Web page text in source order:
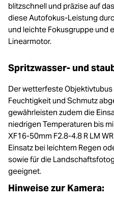
blitzschnell und präzise auf
diese Autofokus-Leistung
und leichte Fokusgruppe und
Linearmotor.
Spritzwasser- und
Der wetterfeste
Feuchtigkeit und Schmutz
gewährleisten zudem die
niedrigen Temperaturen bis
XF16-50mm F2.8-4.8 R LM
Einsatz bei leichtem Regen
sowie für die
geeignet.
Hinweise zur Kamera: